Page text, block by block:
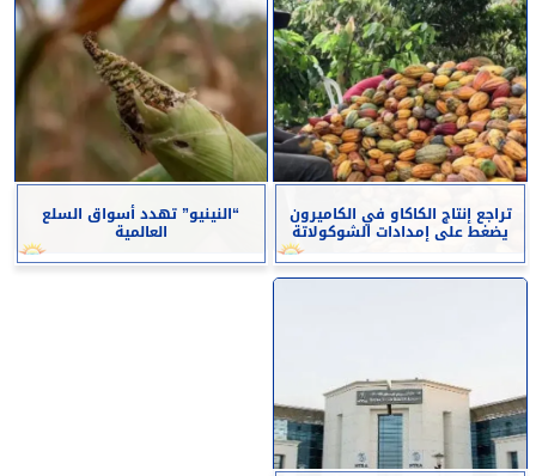
تراجع إنتاج الكاكاو في الكاميرون
يضغط على إمدادات الشوكولاتة
“النينيو” تهدد أسواق السلع
العالمية